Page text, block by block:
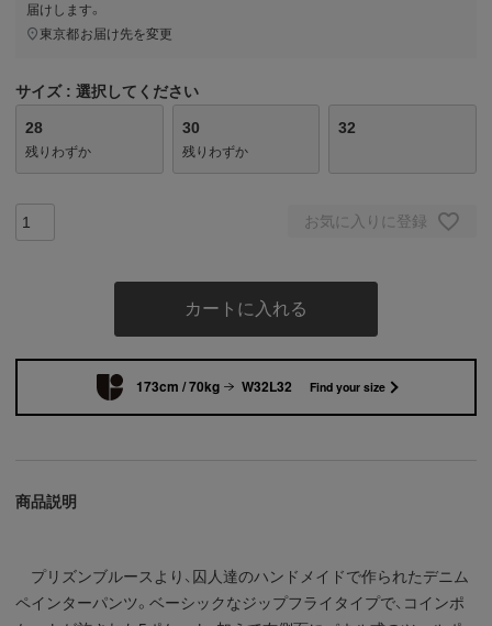
届けします。
東京都お届け先を変更
サイズ 選択してください
28
残りわずか
30
残りわずか
32
お気に入りに登録
カートに入れる
173cm / 70kg W32L32 Find your size
商品説明
プリズンブルースより、囚人達のハンドメイドで作られたデニム
ペインターパンツ。ベーシックなジップフライタイプで、コインポ